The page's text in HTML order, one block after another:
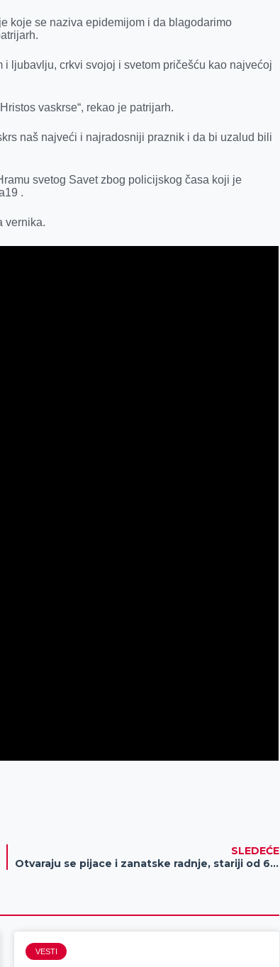
koje se naziva epidemijom i da blagodarimo
ljubavlju, crkvi svojoj i svetom pričešću kao najvećoj
vaskrse“, rekao je patrijarh.
naš najveći i najradosniji praznik i da bi uzalud bili
svetog Savet zbog policijskog časa koji je
.
vernika.
SLEDEĆE
Otvaraju se pijace i zanatske radnje, stariji od 65 godina mogu u šetnju
VESTI